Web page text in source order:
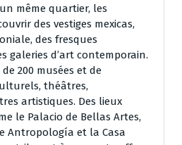
même quartier, les
des vestiges mexicas,
des fresques
galeries d’art contemporain.
200 musées et de
théâtres,
artistiques. Des lieux
le Palacio de Bellas Artes,
Antropología et la Casa